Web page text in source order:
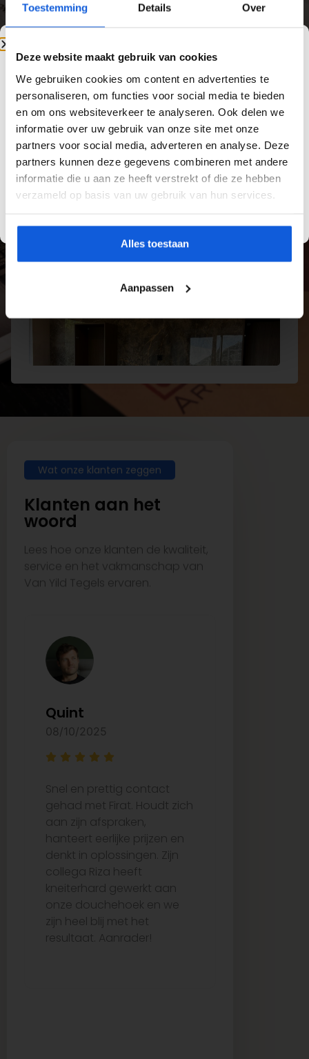
Toestemming Details Over
Deze website maakt gebruik van cookies
We gebruiken cookies om content en advertenties te
personaliseren, om functies voor social media te bieden
en om ons websiteverkeer te analyseren. Ook delen we
informatie over uw gebruik van onze site met onze
partners voor social media, adverteren en analyse. Deze
partners kunnen deze gegevens combineren met andere
informatie die u aan ze heeft verstrekt of die ze hebben
verzameld op basis van uw gebruik van hun services.
Alles toestaan
Aanpassen
duurzame afwerking. Vakkundige plaatsing
voorkomt loslatende tegels, scheurvorming en
dat jarenlang mooi blijft.
Van Yild Tegels is dé specialist inkeuken
betegeling. Wij werken met hoogwaardige
materialen, zorgen voor een zorgvuldige
voorbereiding van de ondergrond en leveren
een nauwkeurige afwerking. Zo bent u
verzekerd van tegelwerk dat technisch klopt
én perfect aansluit bij uw interieur.
Wat onze klanten zeggen
Klanten aan het
woord
Lees hoe onze klanten de kwaliteit,
service en het vakmanschap van
Van Yild Tegels ervaren.
Quint
08/10/2025
Snel en prettig contact
gehad met Firat. Houdt zich
aan zijn afspraken,
hanteert eerlijke prijzen en
denkt in oplossingen. Zijn
collega Riza heeft
kneiterhard gewerkt aan
onze douchehoek en we
zijn heel blij met het
resultaat. Aanrader!